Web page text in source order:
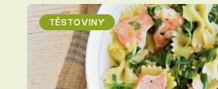
TĚSTOVINY